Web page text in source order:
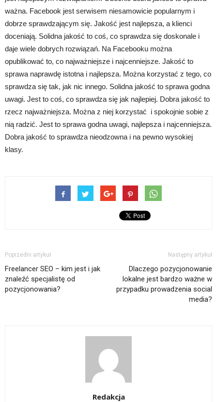
ważna. Facebook jest serwisem niesamowicie popularnym i
dobrze sprawdzającym się. Jakość jest najlepsza, a klienci
doceniają. Solidna jakość to coś, co sprawdza się doskonale i
daje wiele dobrych rozwiązań. Na Facebooku można
opublikować to, co najważniejsze i najcenniejsze. Jakość to
sprawa naprawdę istotna i najlepsza. Można korzystać z tego, co
sprawdza się tak, jak nic innego. Solidna jakość to sprawa godna
uwagi. Jest to coś, co sprawdza się jak najlepiej. Dobra jakość to
rzecz najważniejsza. Można z niej korzystać i spokojnie sobie z
nią radzić. Jest to sprawa godna uwagi, najlepsza i najcenniejsza.
Dobra jakość to sprawdza nieodzowna i na pewno wysokiej
klasy.
Poprzedni artykuł
Freelancer SEO – kim jest i jak
znaleźć specjalistę od
pozycjonowania?
Następny artykuł
Dlaczego pozycjonowanie
lokalne jest bardzo ważne w
przypadku prowadzenia social
media?
Redakcja